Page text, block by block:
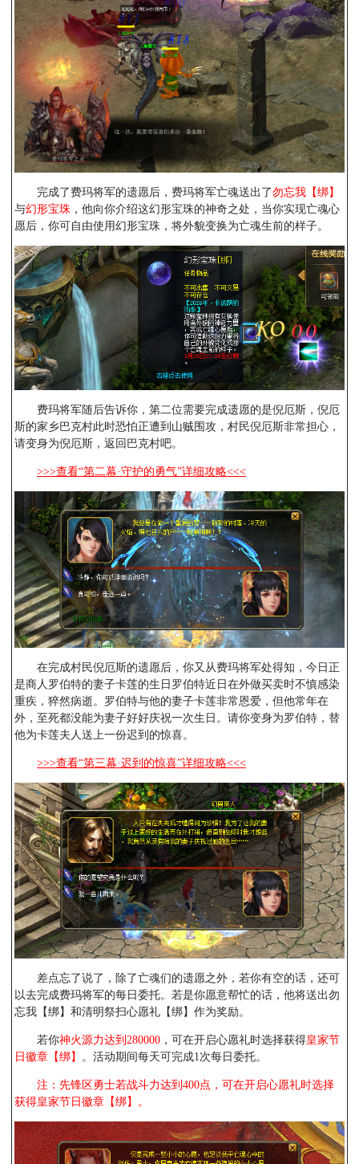
完成了费玛将军的遗愿后，费玛将军亡魂送出了勿忘我【绑】
与幻形宝珠 ，他向你介绍这幻形宝珠的神奇之处，当你实现亡魂心
愿后，你可自由使用幻形宝珠，将外貌变换为亡魂生前的样子。
费玛将军随后告诉你，第二位需要完成遗愿的是倪厄斯，倪厄
斯的家乡巴克村此时恐怕正遭到山贼围攻，村民倪厄斯非常担心，
请变身为倪厄斯，返回巴克村吧。
>>>查看“第二幕·守护的勇气”详细攻略<<<
在完成村民倪厄斯的遗愿后，你又从费玛将军处得知，今日正
是商人罗伯特的妻子卡莲的生日罗伯特近日在外做买卖时不慎感染
重疾，猝然病逝。罗伯特与他的妻子卡莲非常恩爱，但他常年在
外，至死都没能为妻子好好庆祝一次生日。请你变身为罗伯特，替
他为卡莲夫人送上一份迟到的惊喜。
>>>查看“第三幕·迟到的惊喜”详细攻略<<<
差点忘了说了，除了亡魂们的遗愿之外，若你有空的话，还可
以去完成费玛将军的每日委托。若是你愿意帮忙的话，他将送出勿
忘我【绑】和清明祭扫心愿礼【绑】作为奖励。
若你神火源力达到280000 ，可在开启心愿礼时选择获得皇家节
日徽章【绑】 。活动期间每天可完成1次每日委托。
注：先锋区勇士若战斗力达到400点，可在开启心愿礼时选择
获得皇家节日徽章【绑】。